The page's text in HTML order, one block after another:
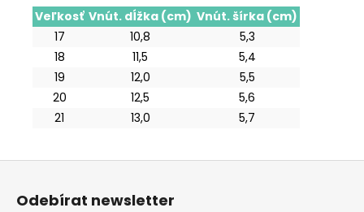
Veľkosť Vnút. dĺžka (cm) Vnút. šírka (cm)
17
10,8
5,3
18
11,5
5,4
19
12,0
5,5
20
12,5
5,6
21
13,0 5,7
Odebírat newsletter